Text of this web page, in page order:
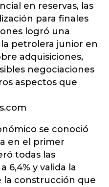
en reservas, las
para finales
logró una
petrolera junior en
adquisiciones,
negociaciones
aspectos que
se conoció
en el primer
todas las
6,4% y valida la
la construcción que